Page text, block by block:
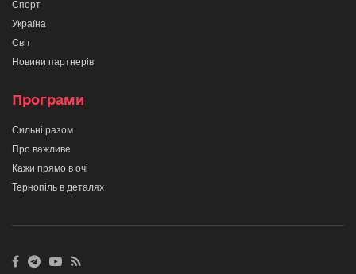
Спорт
Україна
Світ
Новини партнерів
Програми
Сильні разом
Про важливе
Кажи прямо в очі
Тернопіль в деталях